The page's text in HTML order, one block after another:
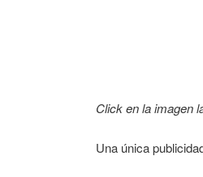
Click en la imagen
Una única